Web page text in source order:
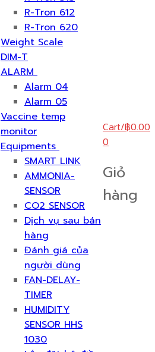
R-Tron 612
R-Tron 620
Weight Scale
DIM-T
ALARM
Alarm 04
Alarm 05
Vaccine temp
monitor
Equipments
SMART LINK
AMMONIA-
SENSOR
CO2 SENSOR
Dịch vụ sau bán
hàng
Đánh giá của
người dùng
FAN-DELAY-
TIMER
HUMIDITY
SENSOR HHS
1030
Cart/฿0.00
0
Giỏ
hàng